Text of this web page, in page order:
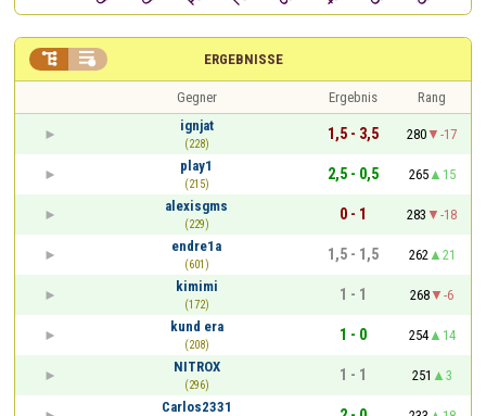
ERGEBNISSE
 
Gegner Ergebnis
Rang
ignjat
(228)
1,5 - 3,5 280
-17
play1
(215)
2,5 - 0,5 265
15
alexisgms
(229)
0 - 1 283
-18
endre1a
(601)
1,5 - 1,5 262
21
kimimi
(172)
1 - 1 268
-6
kund era
(208)
1 - 0 254
14
NITROX
(296)
1 - 1 251
3
Carlos2331